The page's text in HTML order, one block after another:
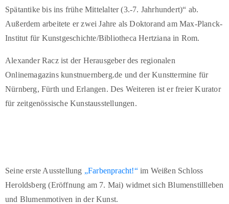
Spätantike bis ins frühe Mittelalter (3.-7. Jahrhundert)“ ab.
Außerdem arbeitete er zwei Jahre als Doktorand am Max-Planck-
Institut für Kunstgeschichte/Bibliotheca Hertziana in Rom.
Alexander Racz ist der Herausgeber des regionalen
Onlinemagazins kunstnuernberg.de und der Kunsttermine für
Nürnberg, Fürth und Erlangen. Des Weiteren ist er freier Kurator
für zeitgenössische Kunstausstellungen.
Seine erste Ausstellung „Farbenpracht!“im Weißen Schloss
Heroldsberg (Eröffnung am 7. Mai) widmet sich Blumenstillleben
und Blumenmotiven in der Kunst.